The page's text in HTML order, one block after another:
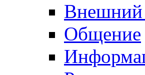
Внешний
Общение